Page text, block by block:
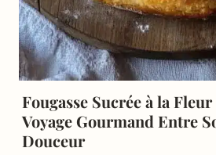
Fougasse Sucrée à la
Voyage Gourmand Entre
Douceur